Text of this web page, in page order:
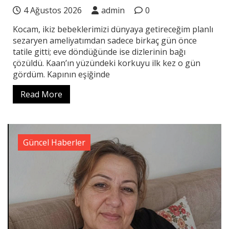
4 Ağustos 2026 admin
0
Kocam, ikiz bebeklerimizi dünyaya getireceğim planlı
sezaryen ameliyatımdan sadece birkaç gün önce
tatile gitti; eve döndüğünde ise dizlerinin bağı
çözüldü. Kaan’ın yüzündeki korkuyu ilk kez o gün
gördüm. Kapının eşiğinde
Read More
Güncel Haberler